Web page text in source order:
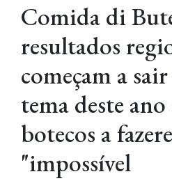
Comida di
resultados
começam a
tema deste
botecos a
"impossível